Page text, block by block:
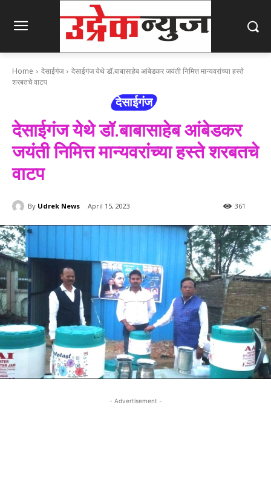
Home देसाईगंज
देसाईगंज येथे डॉ.बाबासाहेब आंबेडकर जयंती निमित्त मान्यवरांच्या हस्ते
शरबतचे वाटप
देसाईगंज
देसाईगंज येथे डॉ.बाबासाहेब आंबेडकर
जयंती निमित्त मान्यवरांच्या हस्ते शरबतचे
वाटप
By Udrek News April 15, 2023 361
- Advertisement -